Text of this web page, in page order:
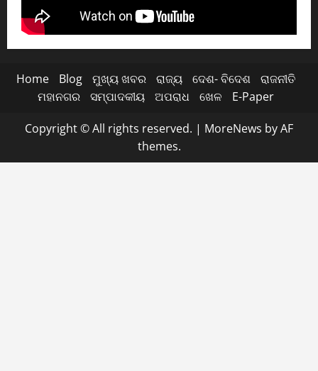
Home Blog ମୁଖ୍ୟ ଖବର ରାଜ୍ୟ ଦେଶ- ବିଦେଶ
ରାଜନୀତି
ମହାନଗର
ସମ୍ପାଦକୀୟ ଅପରାଧ ଖେଳ E-Paper
Copyright © All rights reserved. | MoreNews by AF
themes.